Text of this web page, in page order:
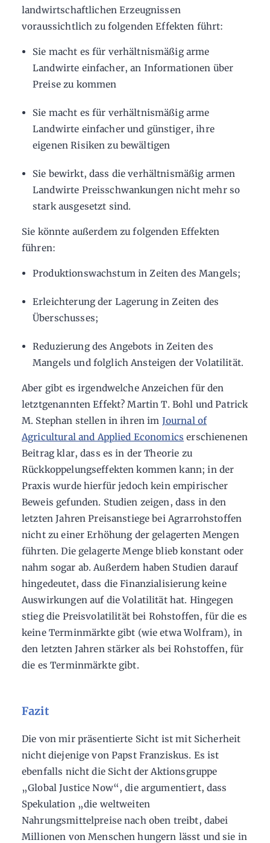
landwirtschaftlichen Erzeugnissen
voraussichtlich zu folgenden Effekten führt:
Sie macht es für verhältnismäßig arme
Landwirte einfacher, an Informationen über
Preise zu kommen
Sie macht es für verhältnismäßig arme
Landwirte einfacher und günstiger, ihre
eigenen Risiken zu bewältigen
Sie bewirkt, dass die verhältnismäßig armen
Landwirte Preisschwankungen nicht mehr so
stark ausgesetzt sind.
Sie könnte außerdem zu folgenden Effekten
führen:
Produktionswachstum in Zeiten des Mangels;
Erleichterung der Lagerung in Zeiten des
Überschusses;
Reduzierung des Angebots in Zeiten des
Mangels und folglich Ansteigen der Volatilität.
Aber gibt es irgendwelche Anzeichen für den
letztgenannten Effekt? Martin T. Bohl und Patrick
M. Stephan stellen in ihren im Journal of
Agricultural and Applied Economics erschienenen
Beitrag klar, dass es in der Theorie zu
Rückkoppelungseffekten kommen kann; in der
Praxis wurde hierfür jedoch kein empirischer
Beweis gefunden. Studien zeigen, dass in den
letzten Jahren Preisanstiege bei Agrarrohstoffen
nicht zu einer Erhöhung der gelagerten Mengen
führten. Die gelagerte Menge blieb konstant oder
nahm sogar ab. Außerdem haben Studien darauf
hingedeutet, dass die Finanzialisierung keine
Auswirkungen auf die Volatilität hat. Hingegen
stieg die Preisvolatilität bei Rohstoffen, für die es
keine Terminmärkte gibt (wie etwa Wolfram), in
den letzten Jahren stärker als bei Rohstoffen, für
die es Terminmärkte gibt.
Fazit
Die von mir präsentierte Sicht ist mit Sicherheit
nicht diejenige von Papst Franziskus. Es ist
ebenfalls nicht die Sicht der Aktionsgruppe
„Global Justice Now“, die argumentiert, dass
Spekulation „die weltweiten
Nahrungsmittelpreise nach oben treibt, dabei
Millionen von Menschen hungern lässt und sie in